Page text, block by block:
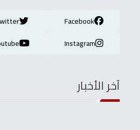
Facebook
Instagram
آخر الأخبار